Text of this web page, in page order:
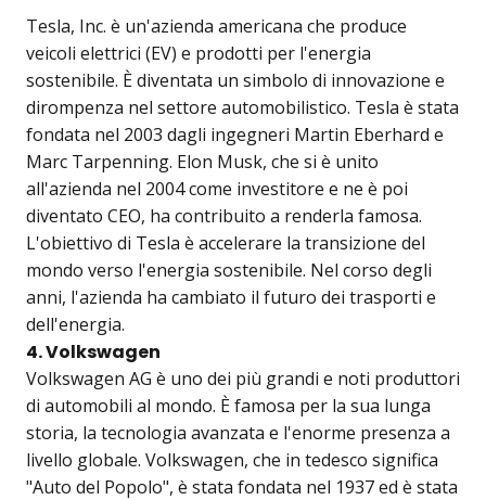
Tesla, Inc. è un'azienda americana che produce
veicoli elettrici (EV) e prodotti per l'energia
sostenibile. È diventata un simbolo di innovazione e
dirompenza nel settore automobilistico. Tesla è stata
fondata nel 2003 dagli ingegneri Martin Eberhard e
Marc Tarpenning. Elon Musk, che si è unito
all'azienda nel 2004 come investitore e ne è poi
diventato CEO, ha contribuito a renderla famosa.
L'obiettivo di Tesla è accelerare la transizione del
mondo verso l'energia sostenibile. Nel corso degli
anni, l'azienda ha cambiato il futuro dei trasporti e
dell'energia.
4. Volkswagen
Volkswagen AG è uno dei più grandi e noti produttori
di automobili al mondo. È famosa per la sua lunga
storia, la tecnologia avanzata e l'enorme presenza a
livello globale. Volkswagen, che in tedesco significa
"Auto del Popolo", è stata fondata nel 1937 ed è stata